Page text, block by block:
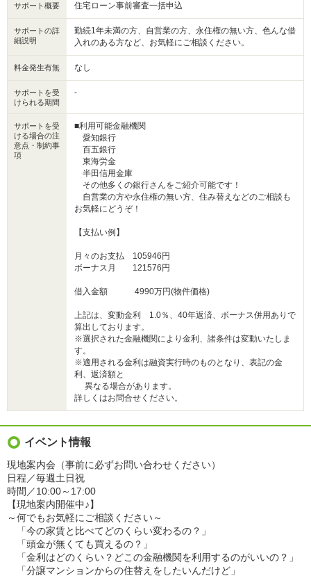
サポート概要 住宅ローン事前審査一括申込
サポートの詳
細説明
勤続1年未満の方、自営業の方、永住権の無い方、色んな借
入れのある方など、お気軽にご相談ください。
料金発生有無 なし
サポートを受
けられる期間
-
サポートを受
ける場合の注
意点・制約事
項
■利用可能金融機関
愛知銀行
百五銀行
東海労金
半田信用金庫
その他多くの銀行さんをご紹介可能です！
自営業の方や永住権の無い方、住み替えなどのご相談も
お気軽にどうぞ！
【支払い例】
月々のお支払 105946円
ボーナス月 121576円
借入金額 4990万円(物件価格)
上記は、変動金利 1.0％、40年返済、ボーナス併用ありで
算出しております。
※選択された金融機関により金利、諸条件は変動いたしま
す。
※適用される金利は融資実行時のものとなり、表記の金
利、返済額と
異なる場合があります。
詳しくはお問合せください。
イベント情報
現地案内会（事前に必ずお問い合わせください）
日程／毎週土日祝
時間／10:00～17:00
【現地案内開催中♪】
～何でもお気軽にご相談ください～
「今の家賃と比べてどのくらい変わるの？」
「頭金が無くても買えるの？」
「金利はどのくらい？どこの金融機関を利用するのがいいの？」
「分譲マンションからの住替えをしたいんだけど」